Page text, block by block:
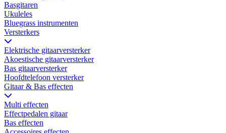
Basgitaren
Ukuleles
Bluegrass instrumenten
Versterkers
Elektrische gitaarversterker
Akoestische gitaarversterker
Bas gitaarversterker
Hoofdtelefoon versterker
Gitaar & Bas effecten
Multi effecten
Effectpedalen gitaar
Bas effecten